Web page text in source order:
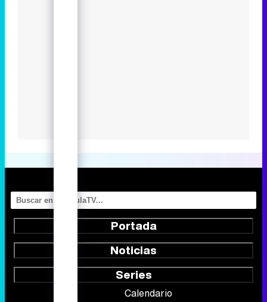
Portada
Noticias
Series
Calendario